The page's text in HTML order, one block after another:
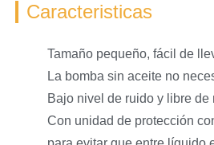
Caracteristicas
Tamaño pequeño, fácil de
La bomba sin aceite no
Bajo nivel de ruido y libre de
Con unidad de protección